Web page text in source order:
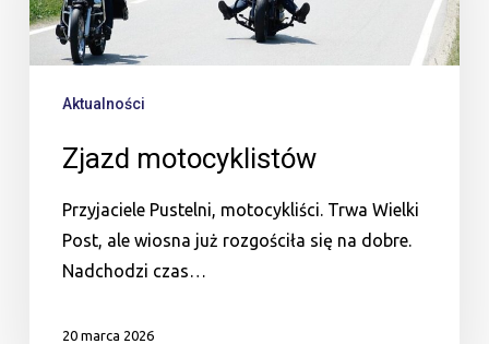
Aktualności
Zjazd motocyklistów
Przyjaciele Pustelni, motocykliści. Trwa Wielki
Post, ale wiosna już rozgościła się na dobre.
Nadchodzi czas…
20 marca 2026